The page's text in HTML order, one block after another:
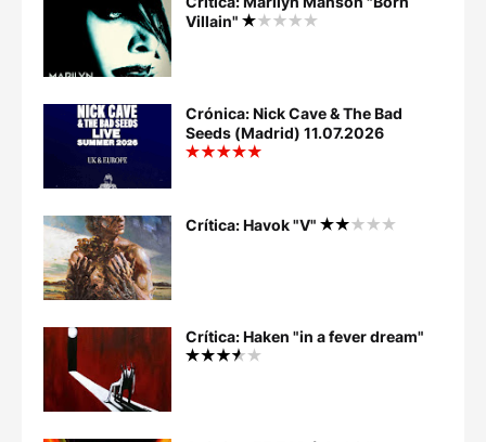
Villain"
Crónica: Nick Cave & The Bad
Seeds (Madrid) 11.07.2026
Crítica: Havok "V"
Crítica: Haken "in a fever dream"